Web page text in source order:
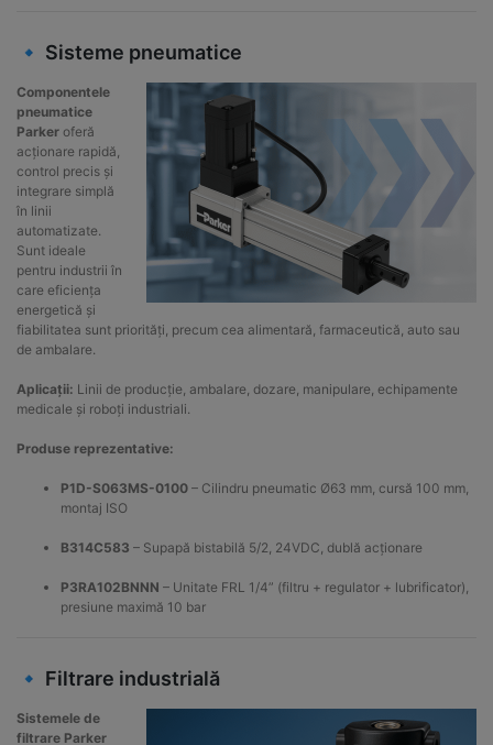
🔹 Sisteme pneumatice
Componentele
pneumatice
Parker oferă
acționare rapidă,
control precis și
integrare simplă
în linii
automatizate.
Sunt ideale
pentru industrii în
care eficiența
energetică și
fiabilitatea sunt priorități, precum cea alimentară, farmaceutică, auto sau
de ambalare.
Aplicații: Linii de producție, ambalare, dozare, manipulare, echipamente
medicale și roboți industriali.
Produse reprezentative:
P1D-S063MS-0100 – Cilindru pneumatic Ø63 mm, cursă 100 mm,
montaj ISO
B314C583 – Supapă bistabilă 5/2, 24VDC, dublă acționare
P3RA102BNNN – Unitate FRL 1/4” (filtru + regulator + lubrificator),
presiune maximă 10 bar
🔹 Filtrare industrială
Sistemele de
filtrare Parker